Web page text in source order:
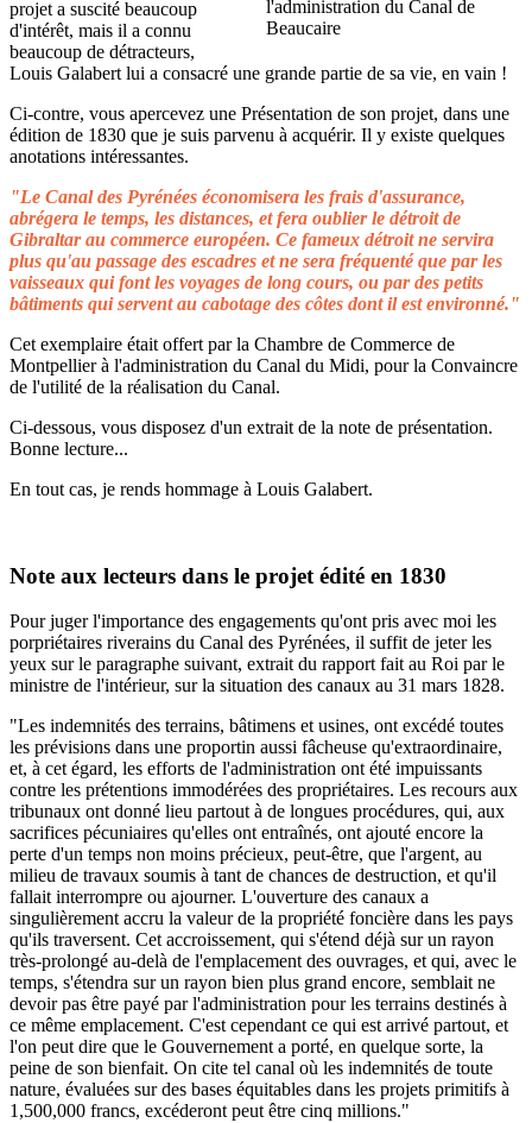
projet a suscité beaucoup
d'intérêt, mais il a connu
beaucoup de détracteurs,
Louis Galabert lui a consacré une grande partie de sa vie, en vain !
Ci-contre, vous apercevez une Présentation de son projet, dans une
édition de 1830 que je suis parvenu à acquérir. Il y existe quelques
anotations intéressantes.
"Le Canal des Pyrénées économisera les frais d'assurance,
abrégera le temps, les distances, et fera oublier le détroit de
Gibraltar au commerce européen. Ce fameux détroit ne servira
plus qu'au passage des escadres et ne sera fréquenté que par les
vaisseaux qui font les voyages de long cours, ou par des petits
bâtiments qui servent au cabotage des côtes dont il est environné."
Cet exemplaire était offert par la Chambre de Commerce de
Montpellier à l'administration du Canal du Midi, pour la Convaincre
de l'utilité de la réalisation du Canal.
Ci-dessous, vous disposez d'un extrait de la note de présentation.
Bonne lecture...
En tout cas, je rends hommage à Louis Galabert.
Note aux lecteurs dans le projet édité en 1830
Pour juger l'importance des engagements qu'ont pris avec moi les
porpriétaires riverains du Canal des Pyrénées, il suffit de jeter les
yeux sur le paragraphe suivant, extrait du rapport fait au Roi par le
ministre de l'intérieur, sur la situation des canaux au 31 mars 1828.
"Les indemnités des terrains, bâtimens et usines, ont excédé toutes
les prévisions dans une proportin aussi fâcheuse qu'extraordinaire,
et, à cet égard, les efforts de l'administration ont été impuissants
contre les prétentions immodérées des propriétaires. Les recours aux
tribunaux ont donné lieu partout à de longues procédures, qui, aux
sacrifices pécuniaires qu'elles ont entraînés, ont ajouté encore la
perte d'un temps non moins précieux, peut-être, que l'argent, au
milieu de travaux soumis à tant de chances de destruction, et qu'il
fallait interrompre ou ajourner. L'ouverture des canaux a
singulièrement accru la valeur de la propriété foncière dans les pays
qu'ils traversent. Cet accroissement, qui s'étend déjà sur un rayon
très-prolongé au-delà de l'emplacement des ouvrages, et qui, avec le
temps, s'étendra sur un rayon bien plus grand encore, semblait ne
devoir pas être payé par l'administration pour les terrains destinés à
ce même emplacement. C'est cependant ce qui est arrivé partout, et
l'on peut dire que le Gouvernement a porté, en quelque sorte, la
peine de son bienfait. On cite tel canal où les indemnités de toute
nature, évaluées sur des bases équitables dans les projets primitifs à
1,500,000 francs, excéderont peut être cinq millions."